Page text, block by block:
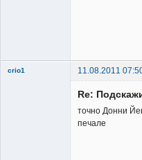
crio1
11.08.2011
Re:
точно Донни
печале